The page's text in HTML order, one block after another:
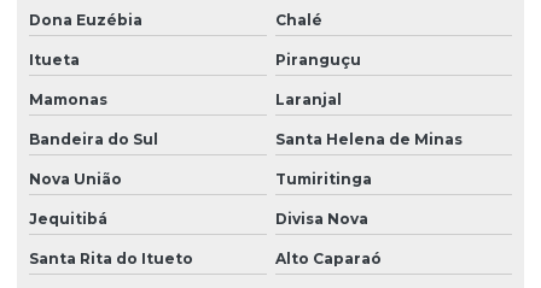
Dona Euzébia Chalé
Itueta Piranguçu
Mamonas Laranjal
Bandeira do Sul Santa Helena de Minas
Nova União Tumiritinga
Jequitibá Divisa Nova
Santa Rita do Itueto Alto Caparaó